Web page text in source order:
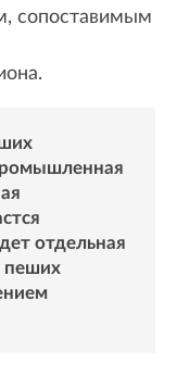
сопоставимым
отдельная
пеших